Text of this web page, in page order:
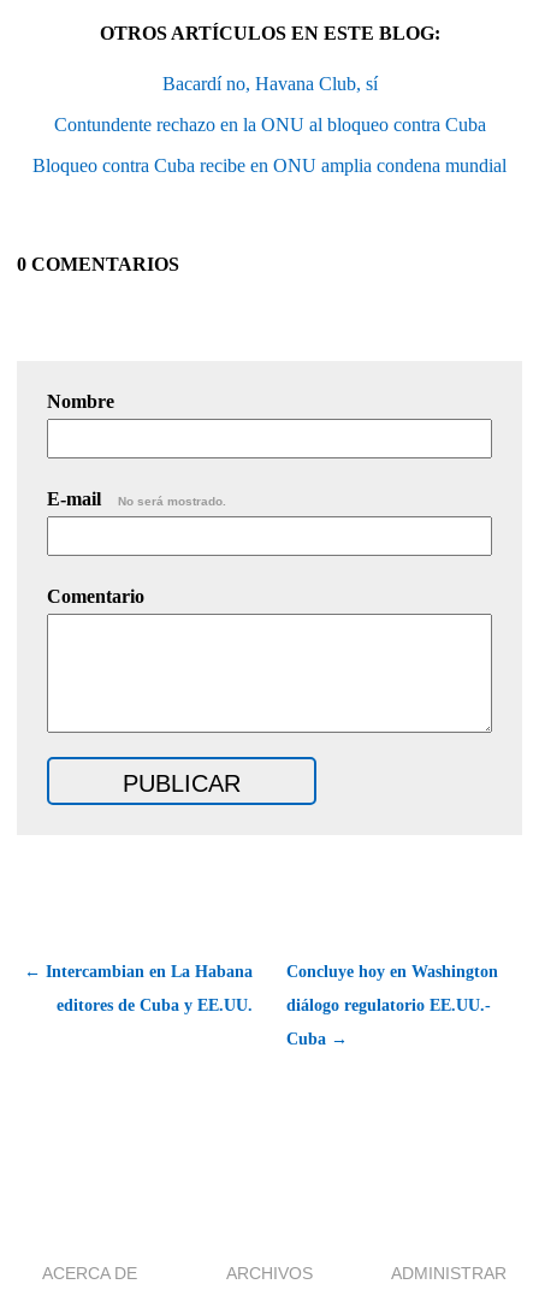
OTROS ARTÍCULOS EN ESTE BLOG:
Bacardí no, Havana Club, sí
Contundente rechazo en la ONU al bloqueo contra Cuba
Bloqueo contra Cuba recibe en ONU amplia condena mundial
0 COMENTARIOS
Nombre
E-mail No será mostrado.
Comentario
← Intercambian en La Habana
editores de Cuba y EE.UU.
Concluye hoy en Washington
diálogo regulatorio EE.UU.-
Cuba →
ACERCA DE ARCHIVOS ADMINISTRAR